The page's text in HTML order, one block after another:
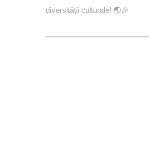
diversității culturale! 🌏🎉